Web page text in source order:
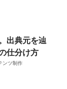
出典元を辿
仕分け方
ンツ制作